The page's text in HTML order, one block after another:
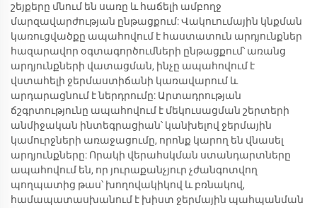
շեյքերը մնում են սառը և հաճելի ամբողջ
մարզավարժության ընթացքում: Վակուումային կնքման
կառուցվածքը ապահովում է հաստատուն արդյունքներ
հազարավոր օգտագործումների ընթացքում՝ առանց
արդյունքների վատացման, ինչը ապահովում է
վստահելի ջերմաստիճանի կառավարում և
արդարացնում է ներդրումը: Արտադրության
ճշգրտությունը ապահովում է մեկուսացման շերտերի
անմիջական ինտեգրացիան՝ կանխելով ջերմային
կամուրջների առաջացումը, որոնք կարող են վնասել
արդյունքները: Որակի վերահսկման ստանդարտները
ապահովում են, որ յուրաքանչյուր չժանգոտվող
պողպատից թաս՝ խողովակիկով և բռնակով,
համապատասխանում է խիստ ջերմային պահպանման